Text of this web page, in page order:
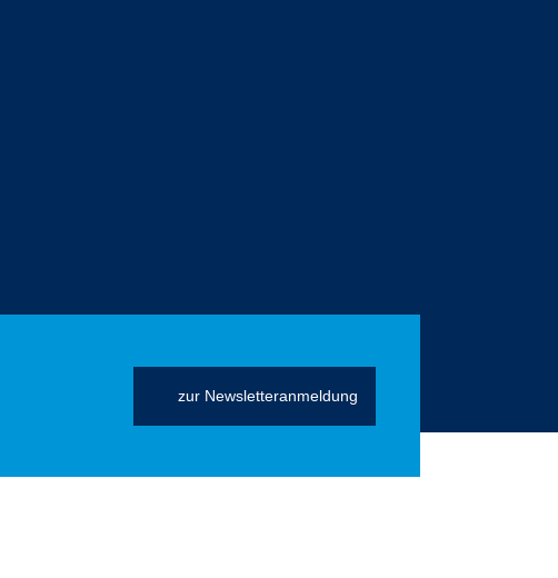
zur Newsletteranmeldung